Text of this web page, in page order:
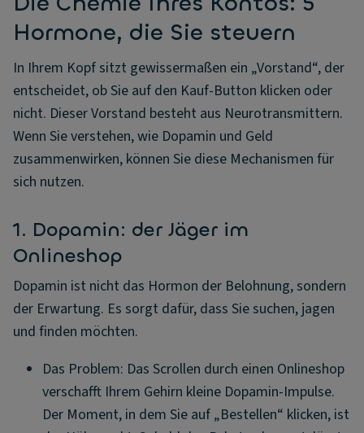
Hormone, die Sie steuern
In Ihrem Kopf sitzt gewissermaßen ein „Vorstand“, der
entscheidet, ob Sie auf den Kauf-Button klicken oder
nicht. Dieser Vorstand besteht aus Neurotransmittern.
Wenn Sie verstehen, wie Dopamin und Geld
zusammenwirken, können Sie diese Mechanismen für
sich nutzen.
1. Dopamin: der Jäger im
Onlineshop
Dopamin ist nicht das Hormon der Belohnung, sondern
der Erwartung. Es sorgt dafür, dass Sie suchen, jagen
und finden möchten.
Das Problem: Das Scrollen durch einen Onlineshop
verschafft Ihrem Gehirn kleine Dopamin-Impulse.
Der Moment, in dem Sie auf „Bestellen“ klicken, ist